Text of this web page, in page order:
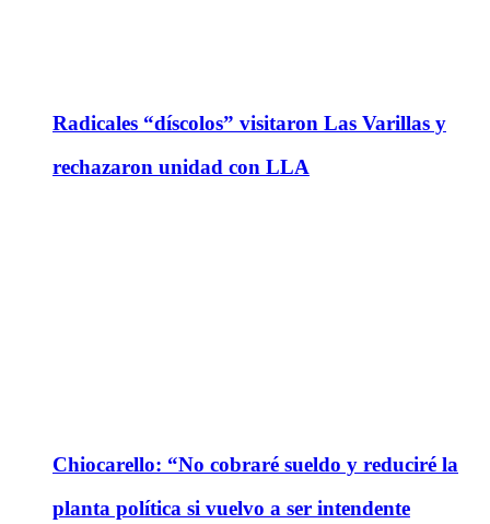
Radicales “díscolos” visitaron Las Varillas y
rechazaron unidad con LLA
Chiocarello: “No cobraré sueldo y reduciré la
planta política si vuelvo a ser intendente